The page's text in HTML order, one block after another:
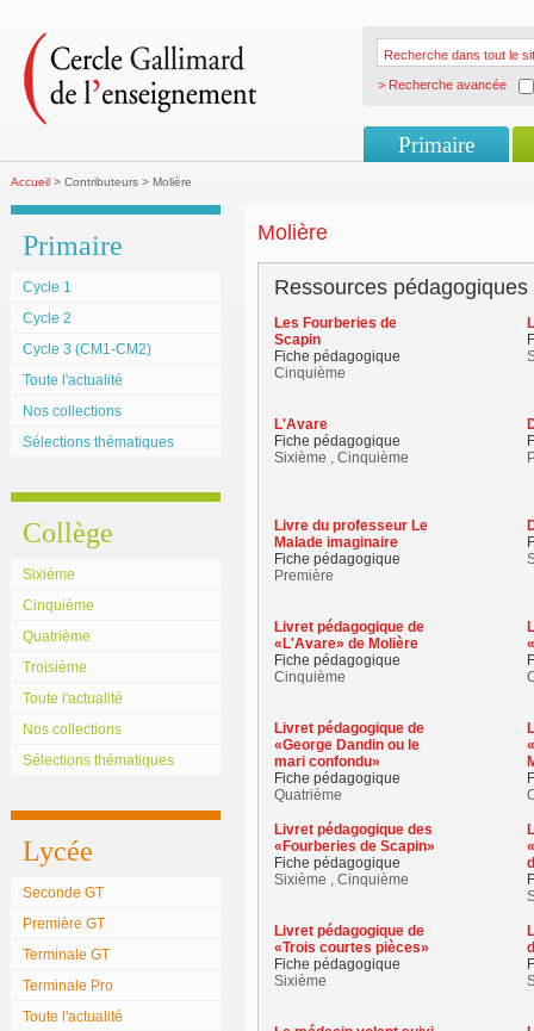
> Recherche avancée
Primaire
Accueil > Contributeurs > Molière
Primaire
Cycle 1
Cycle 2
Cycle 3 (CM1-CM2)
Toute l'actualité
Nos collections
Sélections thématiques
Collège
Sixième
Cinquième
Quatrième
Troisième
Toute l'actualité
Nos collections
Sélections thématiques
Lycée
Seconde GT
Première GT
Terminale GT
Terminale Pro
Toute l'actualité
Molière
Ressources pédagogiques
Les Fourberies de
Scapin
Fiche pédagogique
Cinquième
L'Avare
Fiche pédagogique
Sixième , Cinquième
Livre du professeur Le
Malade imaginaire
Fiche pédagogique
Première
Livret pédagogique de
«L'Avare» de Molière
Fiche pédagogique
Cinquième
Livret pédagogique de
«George Dandin ou le
mari confondu»
Fiche pédagogique
Quatrième
Livret pédagogique des
«Fourberies de Scapin»
Fiche pédagogique
Sixième , Cinquième
Livret pédagogique de
«Trois courtes pièces»
Fiche pédagogique
Sixième